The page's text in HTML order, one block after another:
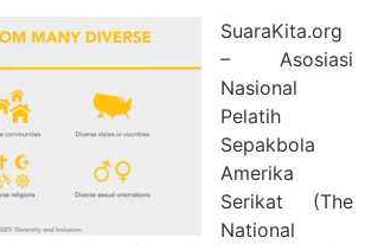
SuaraKita.org
– Asosiasi
Nasional
Pelatih
Sepakbola
Amerika
Serikat (The
National